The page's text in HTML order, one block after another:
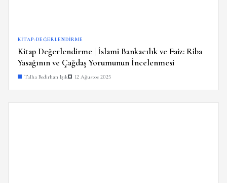
KITAP-DEĞERLENDIRME
Kitap Değerlendirme | İslami Bankacılık ve Faiz: Riba
Yasağının ve Çağdaş Yorumunun İncelenmesi
Talha Bedirhan Işık 12 Ağustos 2025